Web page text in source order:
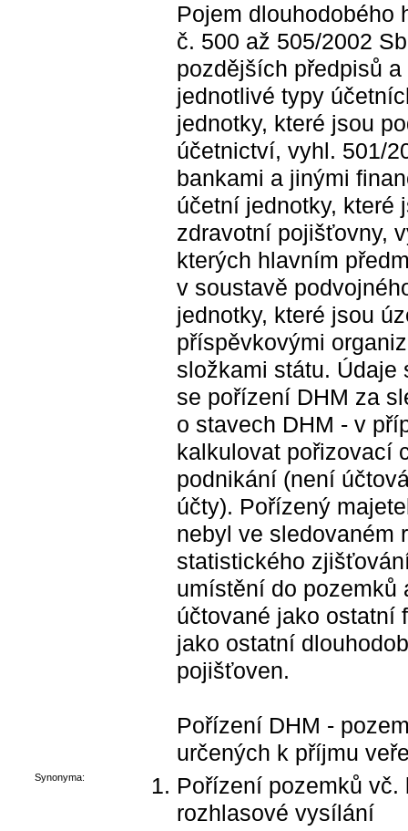
Pojem dlouhodobého
č. 500 až 505/2002
pozdějších předpisů
jednotlivé typy
jednotky, které jsou
účetnictví, vyhl. 501/
bankami a jinými
účetní jednotky, které
zdravotní pojišťovny,
kterých hlavním
v soustavě
jednotky, které jsou
příspěvkovými
složkami státu. Údaje
se pořízení DHM za
o stavech DHM - v
kalkulovat pořizovací
podnikání (není
účty). Pořízený
nebyl ve sledovaném
statistického
umístění do pozemků
účtované jako ostatní
jako ostatní
pojišťoven.
Pořízení DHM -
určených k příjmu
Synonyma:
Pořízení pozemků vč.
rozhlasové vysílání